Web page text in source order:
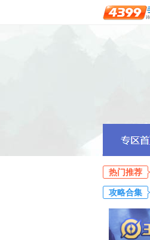
热门推荐
攻略合集